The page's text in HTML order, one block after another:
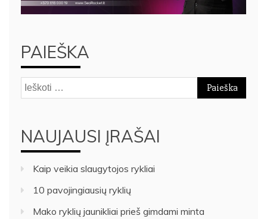
PAIEŠKA
Ieškoti:
NAUJAUSI ĮRAŠAI
Kaip veikia slaugytojos rykliai
10 pavojingiausių ryklių
Mako ryklių jaunikliai prieš gimdami minta